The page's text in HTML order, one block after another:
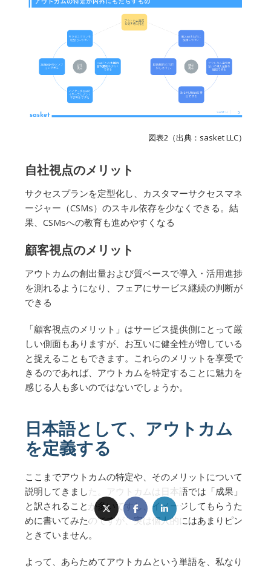
図表2（出典：sasket LLC）
自社視点のメリット
サクセスプランを定型化し、カスタマーサクセスマネ
ージャー（CSMs）のスキル依存を少なくできる。結
果、CSMsへの教育も進めやすくなる
顧客視点のメリット
アウトカムの創出量および質ベースで導入・活用進捗
を測れるようになり、フェアにサービス継続の判断が
できる
「顧客視点のメリット」はサービス提供側にとって厳
しい側面もありますが、お互いに健全性が増している
と捉えることもできます。これらのメリットを享受で
きるのであれば、アウトカムを特定することに魅力を
感じる人も多いのではないでしょうか。
日本語として、アウトカム
を定義する
ここまでアウトカムの特定や、そのメリットについて
説明してきました。アウトカムは日本語では「成果」
と訳されることが多いですし、イメージしてもらうた
めに書いてみたのですが、実は個人的にはあまりピン
ときていません。
よって、あらためてアウトカムという単語を、私なり